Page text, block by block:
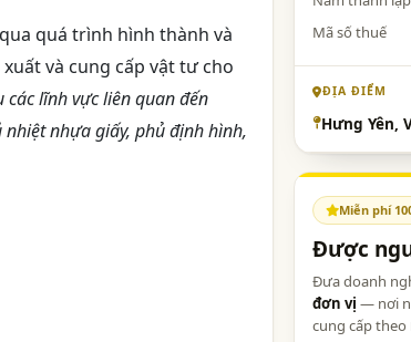
quá trình hình thành và
và cung cấp vật tư cho
các lĩnh vực liên quan đến
nhựa giấy, phủ định hình,
Mã số thuế
ĐỊA ĐIỂM
Hưng Yên,
Miễn phí
Được
Đưa doanh
đơn vị — nơi
cung cấp theo